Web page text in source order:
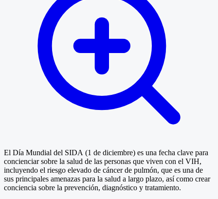
El Día Mundial del SIDA (1 de diciembre) es una fecha clave para
concienciar sobre la salud de las personas que viven con el VIH,
incluyendo el riesgo elevado de cáncer de pulmón, que es una de
sus principales amenazas para la salud a largo plazo, así como crear
conciencia sobre la prevención, diagnóstico y tratamiento.